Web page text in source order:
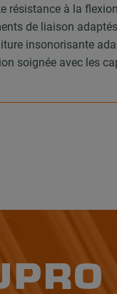
résistance à la
de liaison
insonorisante
soignée avec les